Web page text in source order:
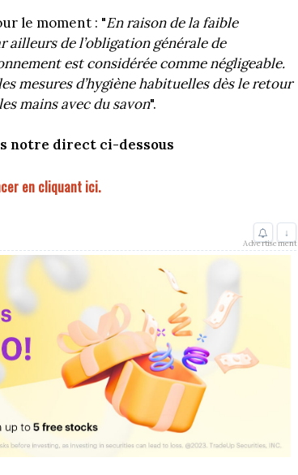
le moment : "En raison de la faible
ailleurs de l’obligation générale de
est considérée comme négligeable.
mesures d’hygiène habituelles dès le retour
mains avec du savon".
notre direct ci-dessous
en cliquant ici.
↓
Advertisement